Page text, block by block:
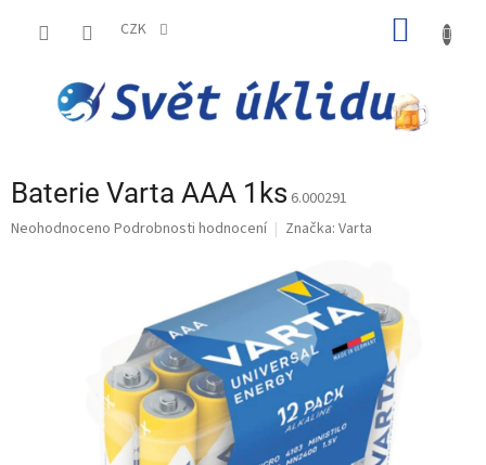
CZK
Baterie Varta AAA 1ks 6.000291
Průměrné
Neohodnoceno Podrobnosti hodnocení Značka: Varta